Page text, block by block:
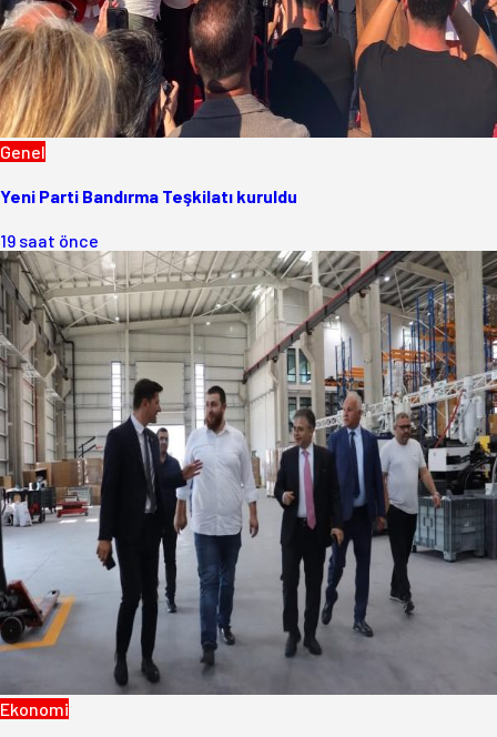
Genel
Yeni Parti Bandırma Teşkilatı kuruldu
19 saat önce
Ekonomi